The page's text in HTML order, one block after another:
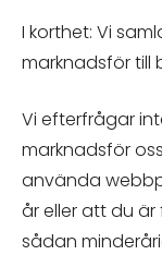
I korthet: Vi
marknadsför till
Vi efterfrågar
marknadsför
använda
år eller att du
sådan